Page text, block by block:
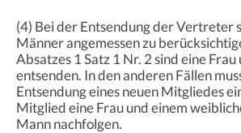
(4) Bei der Entsendung der Vertreter
Männer angemessen zu
Absatzes 1 Satz 1 Nr. 2 sind eine
entsenden. In den anderen Fällen
Entsendung eines neuen Mitgliedes
Mitglied eine Frau und einem
Mann nachfolgen.